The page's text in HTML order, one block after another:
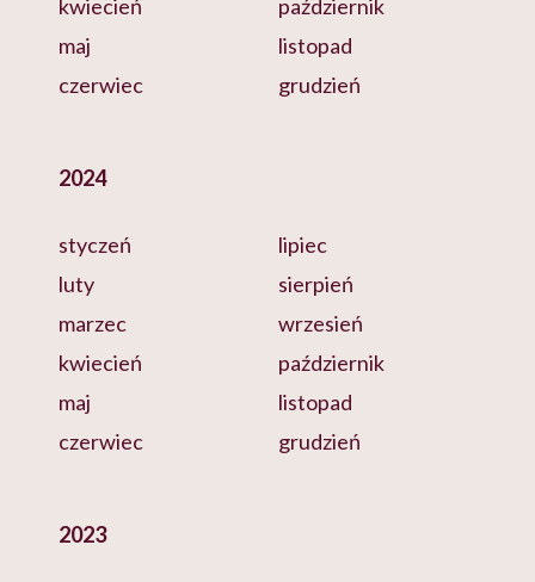
kwiecień
maj
czerwiec
październik
listopad
grudzień
2024
styczeń
luty
marzec
kwiecień
maj
czerwiec
lipiec
sierpień
wrzesień
październik
listopad
grudzień
2023